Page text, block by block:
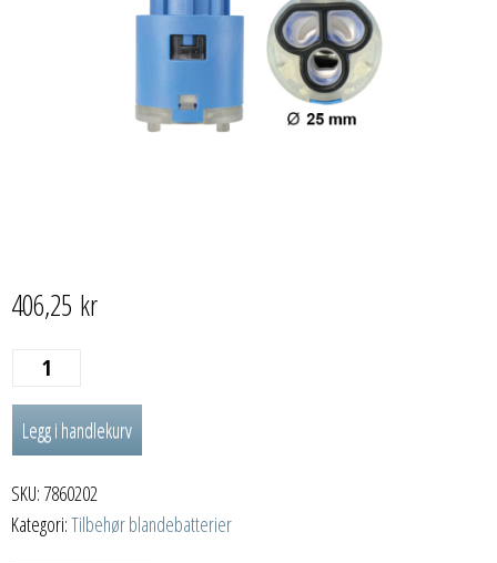
406,25 kr
INNSATS
25
MM
antall
Legg i handlekurv
SKU: 7860202
Kategori:Tilbehør blandebatterier